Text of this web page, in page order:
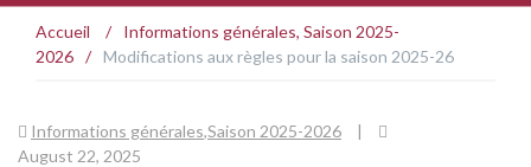
Accueil / Informations générales, Saison 2025-
2026 / Modifications aux règles pour la saison 2025-26
Informations générales,Saison 2025-2026
|
August 22, 2025